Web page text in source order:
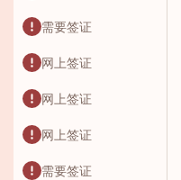
需要签证
网上签证
网上签证
网上签证
需要签证